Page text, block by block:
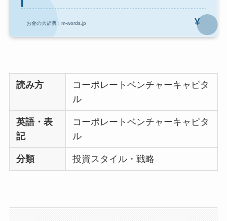
読み方
コーポレートベンチャーキャピタ
ル
英語・表
記
コーポレートベンチャーキャピタ
ル
分類 投資スタイル・戦略